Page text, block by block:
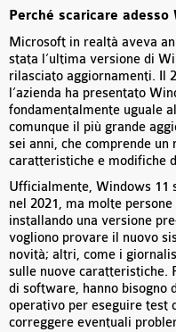
Perché scaricare adesso
Microsoft in realtà aveva
stata l’ultima versione di
rilasciato aggiornamenti. Il
l’azienda ha presentato
fondamentalmente uguale
comunque il più grande
sei anni, che comprende
caratteristiche e modifiche
Ufficialmente, Windows 11
nel 2021, ma molte
installando una versione
vogliono provare il nuovo
novità; altri, come i
sulle nuove caratteristiche.
di software, hanno bisogno
operativo per eseguire test
correggere eventuali